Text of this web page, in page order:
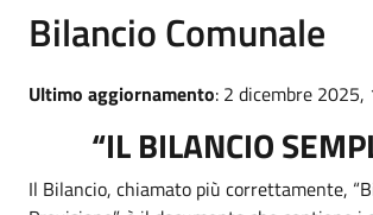
Bilancio Comunale
Ultimo aggiornamento: 2 dicembre 2025,
“IL BILANCIO
Il Bilancio, chiamato più correttamente,